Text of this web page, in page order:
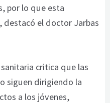
por lo que esta
destacó el doctor Jarbas
critica que las
siguen dirigiendo la
a los jóvenes,